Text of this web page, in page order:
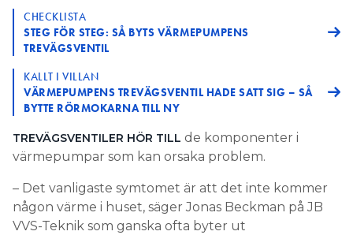
CHECKLISTA
STEG FÖR STEG: SÅ BYTS VÄRMEPUMPENS
TREVÄGSVENTIL
KALLT I VILLAN
VÄRMEPUMPENS TREVÄGSVENTIL HADE SATT SIG – SÅ
BYTTE RÖRMOKARNA TILL NY
TREVÄGSVENTILER HÖR TILL de komponenter i
värmepumpar som kan orsaka problem.
– Det vanligaste symtomet är att det inte kommer
någon värme i huset, säger Jonas Beckman på JB
VVS-Teknik som ganska ofta byter ut